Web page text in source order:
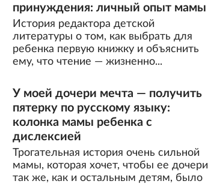
принуждения: личный опыт мамы
История редактора детской
литературы о том, как выбрать для
ребенка первую книжку и объяснить
ему, что чтение — жизненно...
У моей дочери мечта — получить
пятерку по русскому языку:
колонка мамы ребенка с
дислексией
Трогательная история очень сильной
мамы, которая хочет, чтобы ее дочери
так же, как и остальным детям, было